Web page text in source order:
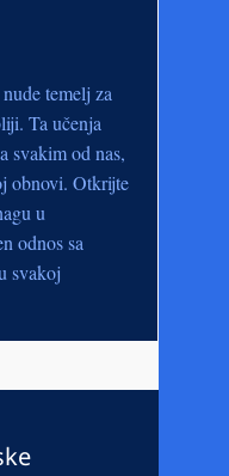
temelj za
Ta učenja
svakim od nas,
obnovi. Otkrijte
u
odnos sa
svakoj